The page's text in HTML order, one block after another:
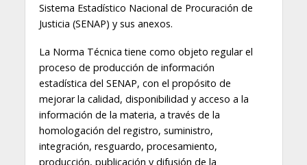
Sistema Estadístico Nacional de Procuración de
Justicia (SENAP) y sus anexos.
La Norma Técnica tiene como objeto regular el
proceso de producción de información
estadística del SENAP, con el propósito de
mejorar la calidad, disponibilidad y acceso a la
información de la materia, a través de la
homologación del registro, suministro,
integración, resguardo, procesamiento,
producción, publicación y difusión de la